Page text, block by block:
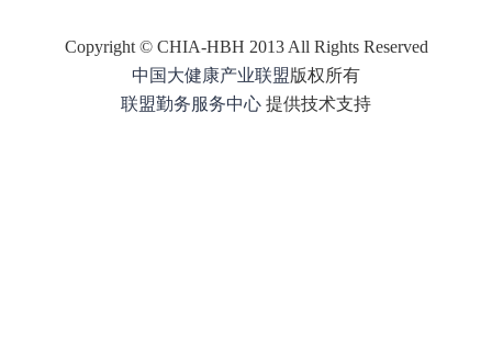
Copyright © CHIA-HBH 2013 All Rights Reserved
中国大健康产业联盟版权所有
联盟勤务服务中心 提供技术支持